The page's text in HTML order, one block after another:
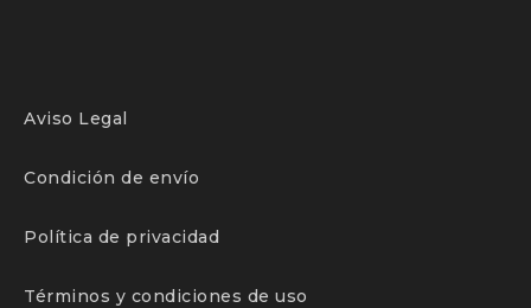
Aviso Legal
Condición de envío
Política de privacidad
Términos y condiciones de uso